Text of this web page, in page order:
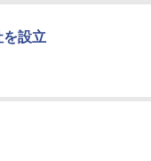
設立